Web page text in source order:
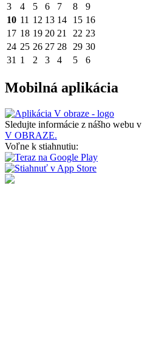
3
4 5 6 7 8
9
10 11 12 13 14 15 16
17 18 19 20 21 22 23
24 25 26 27 28 29 30
31 1 2 3 4 5 6
Mobilná aplikácia
Sledujte informácie z nášho webu v
V OBRAZE.
Voľne k stiahnutiu: